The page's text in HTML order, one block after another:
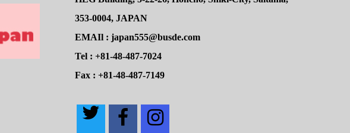
353-0004, JAPAN
EMAIl : japan555@busde.com
Tel : +81-48-487-7024
Fax : +81-48-487-7149